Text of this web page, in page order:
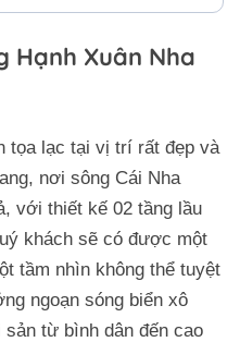
Hạnh Xuân Nha
tọa lạc tại vị trí rất đẹp và
nơi sông Cái Nha
với thiết kế 02 tầng lầu
khách sẽ có được một
tầm nhìn không thể tuyệt
ngoạn sóng biển xô
từ bình dân đến cao